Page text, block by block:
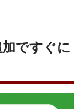
ですぐに